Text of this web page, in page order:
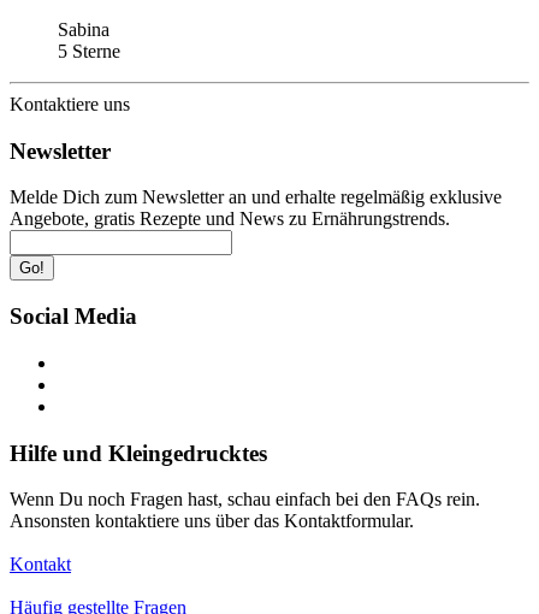
Sabina
5 Sterne
Kontaktiere uns
Newsletter
Melde Dich zum Newsletter an und erhalte regelmäßig exklusive
Angebote, gratis Rezepte und News zu Ernährungstrends.
Go!
Social Media
Hilfe und Kleingedrucktes
Wenn Du noch Fragen hast, schau einfach bei den FAQs rein.
Ansonsten kontaktiere uns über das Kontaktformular.
Kontakt
Häufig gestellte Fragen